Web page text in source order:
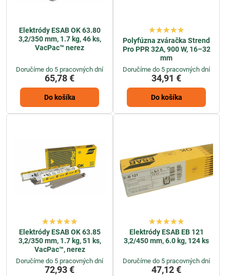
Elektródy ESAB OK 63.80
3,2/350 mm, 1.7 kg, 46 ks,
VacPac™ nerez
Doručíme do 5 pracovných dní
65,78 €
Do košíka
Polyfúzna zváračka Strend
Pro PPR 32A, 900 W, 16–32
mm
Doručíme do 5 pracovných dní
34,91 €
Do košíka
Elektródy ESAB OK 63.85
3,2/350 mm, 1.7 kg, 51 ks,
VacPac™, nerez
Doručíme do 5 pracovných dní
72,93 €
Elektródy ESAB EB 121
3,2/450 mm, 6.0 kg, 124 ks
Doručíme do 5 pracovných dní
47,12 €